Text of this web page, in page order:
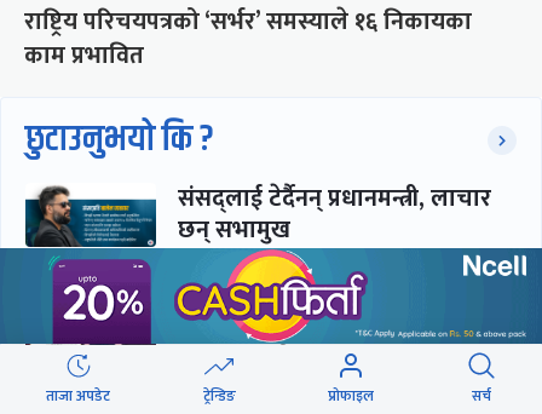
राष्ट्रिय परिचयपत्रको ‘सर्भर’ समस्याले १६ निकायका
काम प्रभावित
छुटाउनुभयो कि ?
संसद्लाई टेर्दैनन् प्रधानमन्त्री, लाचार
छन् सभामुख
‘अस्थायी प्रकृतिको अध्यादेशले ऐनको
व्यवस्था विस्थापित गर्न सक्दैन’
ताजा अपडेट ट्रेन्डिङ प्रोफाइल सर्च